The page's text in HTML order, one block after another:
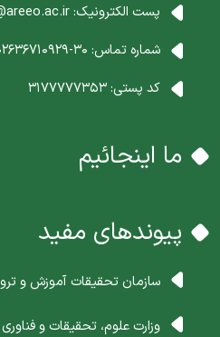
پست الکترونیک:
شماره تماس: 30-02636710929
کد پستی:3177777353
ما اینجائیم
پیوندهای مفید
سازمان تحقیقات آموزش و
وزارت علوم، تحقیقات و فناوری